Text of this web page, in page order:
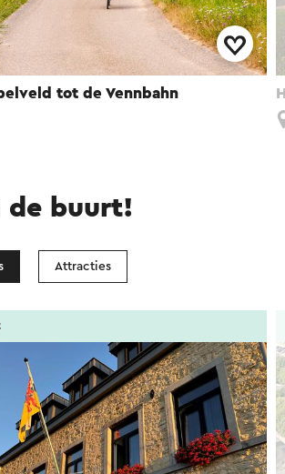
tot de Vennbahn
de buurt!
Attracties